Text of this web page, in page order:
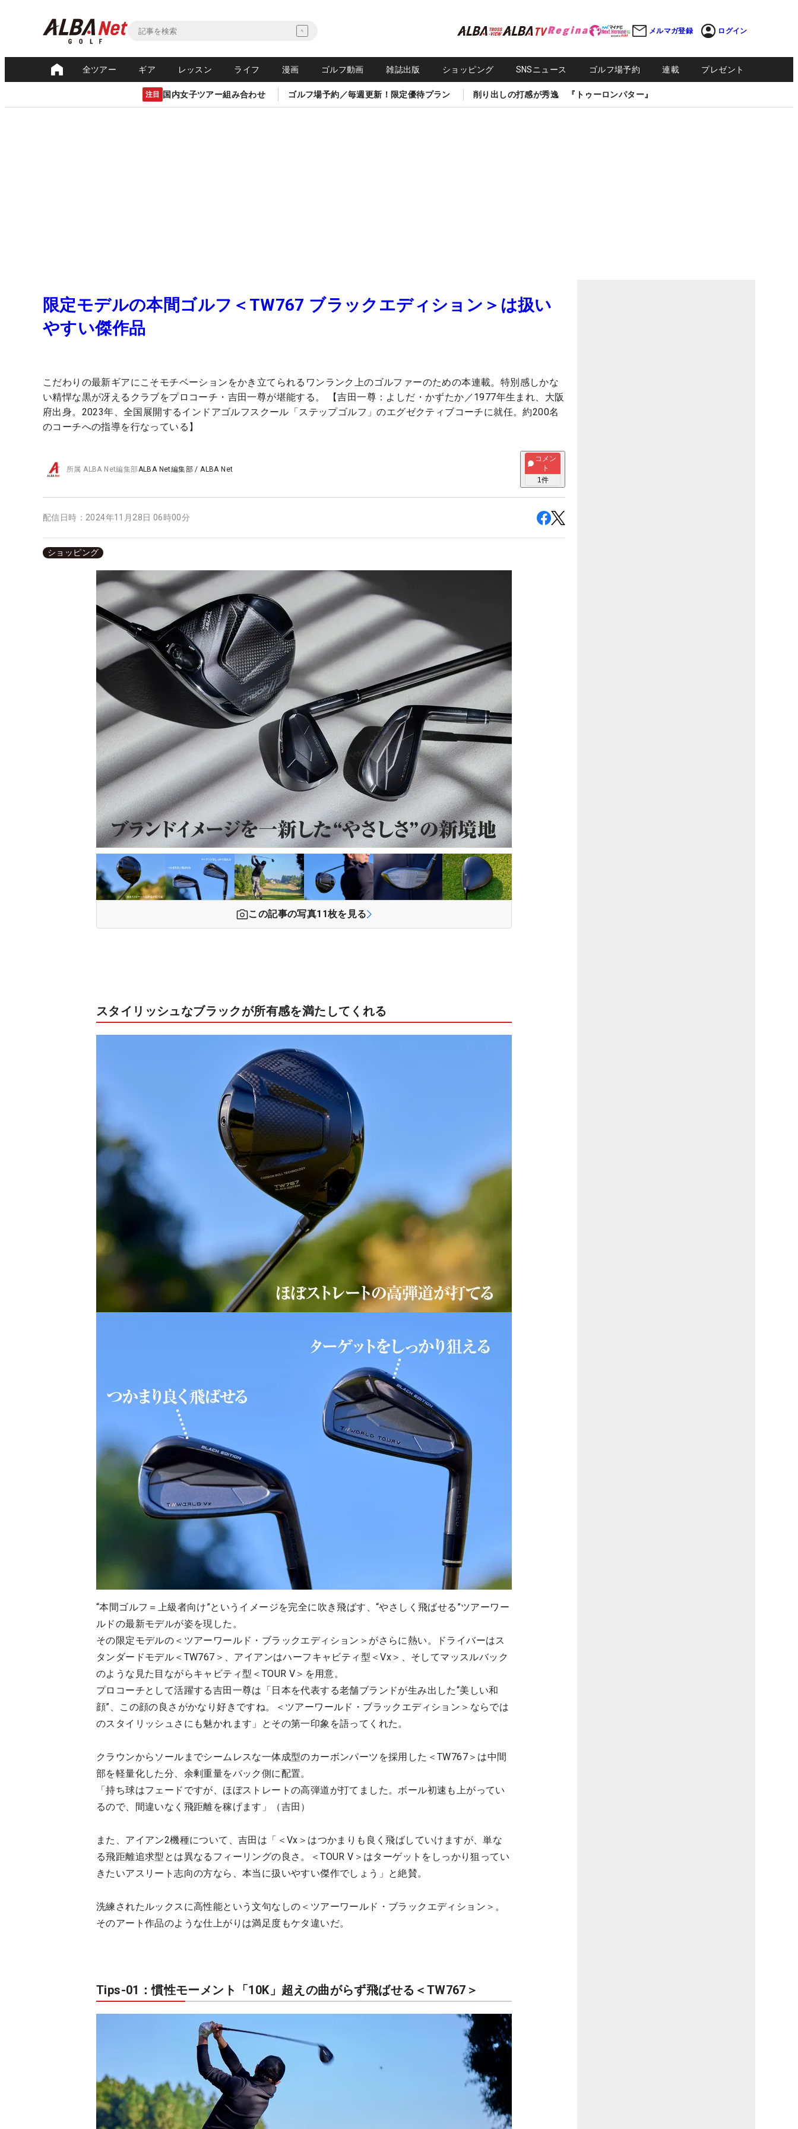
メルマガ登録 ログイン
全ツアー ギア レッスン ライフ 漫画 ゴルフ動画 雑誌出版 ショッピング SNSニュース ゴルフ場予約 連載 プレゼント
注目 国内女子ツアー組み合わせ ゴルフ場予約／毎週更新！限定優待プラン 削り出しの打感が秀逸 『トゥーロンパター』
限定モデルの本間ゴルフ＜TW767 ブラックエディション＞は扱い
やすい傑作品
こだわりの最新ギアにこそモチベーションをかき立てられるワンランク上のゴルファーのための本連載。特別感しかな
い精悍な黒が冴えるクラブをプロコーチ・吉田一尊が堪能する。 【吉田一尊：よしだ・かずたか／1977年生まれ、大阪
府出身。2023年、全国展開するインドアゴルフスクール「ステップゴルフ」のエグゼクティブコーチに就任。約200名
のコーチへの指導を行なっている】
所属ALBA Net編集部ALBA Net編集部 /ALBA Net
コメン
ト
1件
配信日時： 2024年11月28日 06時00分
ショッピング
この記事の写真11枚を見る
スタイリッシュなブラックが所有感を満たしてくれる
“本間ゴルフ＝上級者向け”というイメージを完全に吹き飛ばす、“やさしく飛ばせる”ツアーワー
ルドの最新モデルが姿を現した。
その限定モデルの＜ツアーワールド・ブラックエディション＞がさらに熱い。ドライバーはス
タンダードモデル＜TW767＞、アイアンはハーフキャビティ型＜Vx＞、そしてマッスルバック
のような見た目ながらキャビティ型＜TOUR V＞を用意。
プロコーチとして活躍する吉田一尊は「日本を代表する老舗ブランドが生み出した“美しい和
顔”、この顔の良さがかなり好きですね。＜ツアーワールド・ブラックエディション＞ならでは
のスタイリッシュさにも魅かれます」とその第一印象を語ってくれた。
クラウンからソールまでシームレスな一体成型のカーボンパーツを採用した＜TW767＞は中間
部を軽量化した分、余剰重量をバック側に配置。
「持ち球はフェードですが、ほぼストレートの高弾道が打てました。ボール初速も上がってい
るので、間違いなく飛距離を稼げます」（吉田）
また、アイアン2機種について、吉田は「＜Vx＞はつかまりも良く飛ばしていけますが、単な
る飛距離追求型とは異なるフィーリングの良さ。＜TOUR V＞はターゲットをしっかり狙ってい
きたいアスリート志向の方なら、本当に扱いやすい傑作でしょう」と絶賛。
洗練されたルックスに高性能という文句なしの＜ツアーワールド・ブラックエディション＞。
そのアート作品のような仕上がりは満足度もケタ違いだ。
Tips-01：慣性モーメント「10K」超えの曲がらず飛ばせる＜TW767＞